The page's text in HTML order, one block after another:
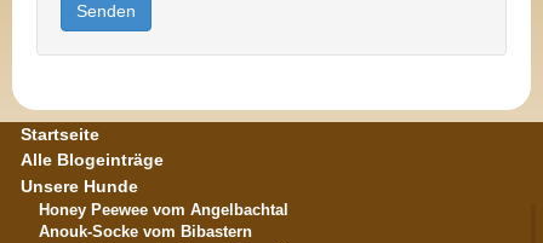
Senden
Startseite
Alle Blogeinträge
Unsere Hunde
Honey Peewee vom Angelbachtal
Anouk-Socke vom Bibastern